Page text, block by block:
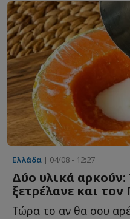
Ελλάδα | 04/08 - 12:27
Δύο υλικά
ξετρέλανε και τον